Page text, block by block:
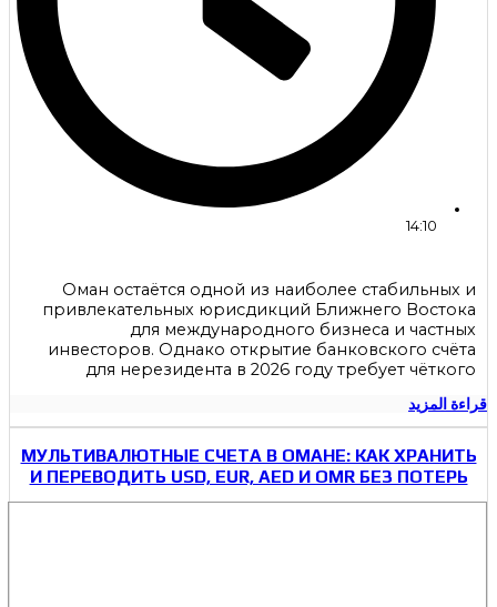
14:10
Оман остаётся одной из наиболее стабильных и
привлекательных юрисдикций Ближнего Востока
для международного бизнеса и частных
инвесторов. Однако открытие банковского счёта
для нерезидента в 2026 году требует чёткого
قراءة المزيد
МУЛЬТИВАЛЮТНЫЕ СЧЕТА В ОМАНЕ: КАК ХРАНИТЬ
И ПЕРЕВОДИТЬ USD, EUR, AED И OMR БЕЗ ПОТЕРЬ